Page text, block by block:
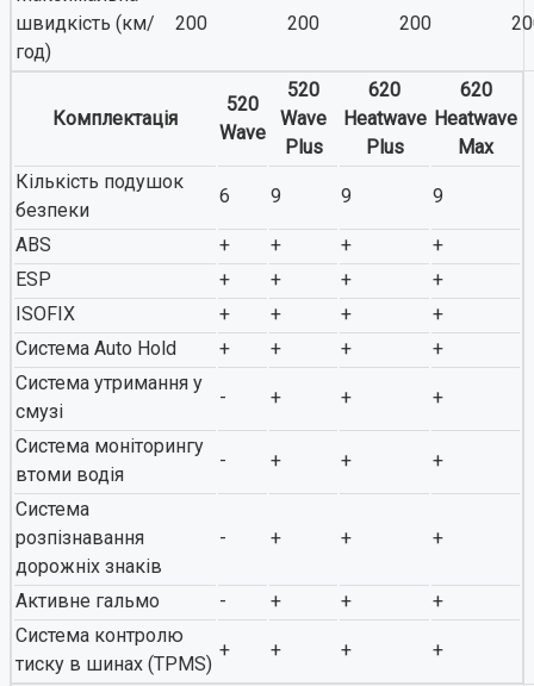
швидкість (км/
год)
200 200 200
Комплектація
520
Wave
520
Wave
Plus
620
Heatwave
Plus
620
Heatwave
Max
Кількість подушок
безпеки
6 9 9 9
ABS + + +
+
ESP
+ + +
+
ISOFIX
+ + +
+
Система Auto Hold
+ + +
+
Система утримання у
смузі
- + + +
Система моніторингу
втоми водія
- + + +
Система
розпізнавання
дорожніх знаків
- + + +
Активне гальмо - + +
+
Система контролю
тиску в шинах (TPMS)
+ + + +